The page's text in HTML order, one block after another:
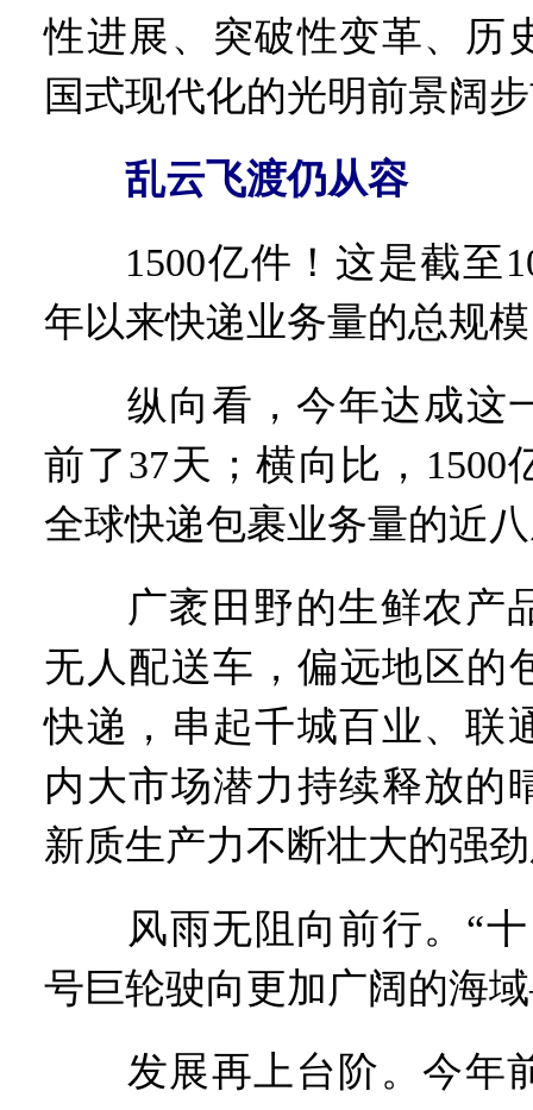
性进展、突破性变革、历
国式现代化的光明前景阔
乱云飞渡仍从容
1500亿件！这是截至
年以来快递业务量的总规
纵向看，今年达成这
前了37天；横向比，1500
全球快递包裹业务量的近
广袤田野的生鲜农产
无人配送车，偏远地区
快递，串起千城百业、联
内大市场潜力持续释放的
新质生产力不断壮大的强
风雨无阻向前行。“十
号巨轮驶向更加广阔的海
发展再上台阶。今年